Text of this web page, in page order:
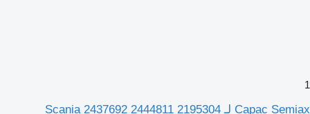
1
Capac Semiax لـ Scania 2437692 2444811 2195304